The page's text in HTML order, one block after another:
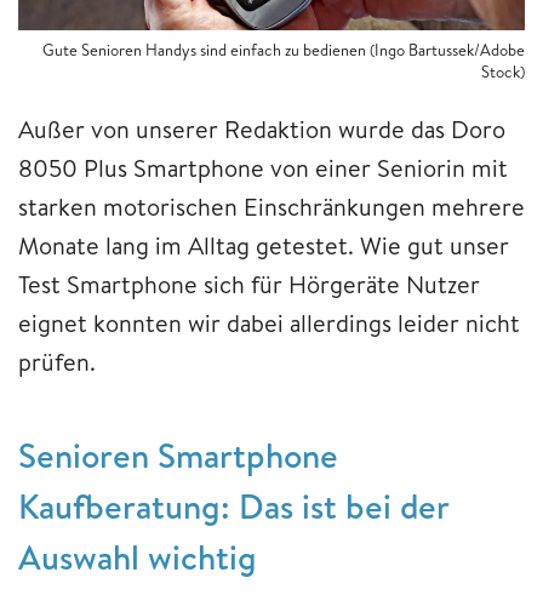
Gute Senioren Handys sind einfach zu bedienen (Ingo Bartussek/Adobe
Stock)
Außer von unserer Redaktion wurde das Doro
8050 Plus Smartphone von einer Seniorin mit
starken motorischen Einschränkungen mehrere
Monate lang im Alltag getestet. Wie gut unser
Test Smartphone sich für Hörgeräte Nutzer
eignet konnten wir dabei allerdings leider nicht
prüfen.
Senioren Smartphone
Kaufberatung: Das ist bei der
Auswahl wichtig